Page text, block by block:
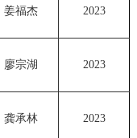
姜福杰 2023
廖宗湖 2023
龚承林 2023